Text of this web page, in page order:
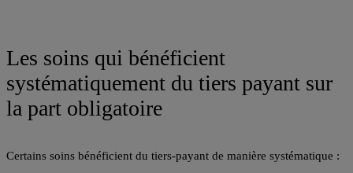
Les soins qui bénéficient
systématiquement du tiers payant sur
la part obligatoire
Certains soins bénéficient du tiers-payant de manière systématique :